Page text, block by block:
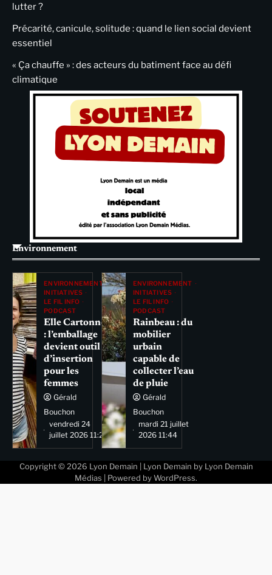
lutter ?
Précarité, canicule, solitude : quand le lien social devient
essentiel
« Ça chauffe » : des acteurs du batiment face au défi
climatique
Environnement
ENVIRONNEMENT
INITIATIVES
LE FIL INFO
PODCAST
Elle Cartonne
: l’emballage
devient outil
d’insertion
pour les
femmes
Gérald
Bouchon
vendredi 24
juillet 2026 11:29
ENVIRONNEMENT
INITIATIVES
LE FIL INFO
PODCAST
Rainbeau : du
mobilier
urbain
capable de
collecter l’eau
de pluie
Gérald
Bouchon
mardi 21 juillet
2026 11:44
Copyright © 2026 Lyon Demain | Lyon Demain by Lyon Demain
Médias | Powered by WordPress.